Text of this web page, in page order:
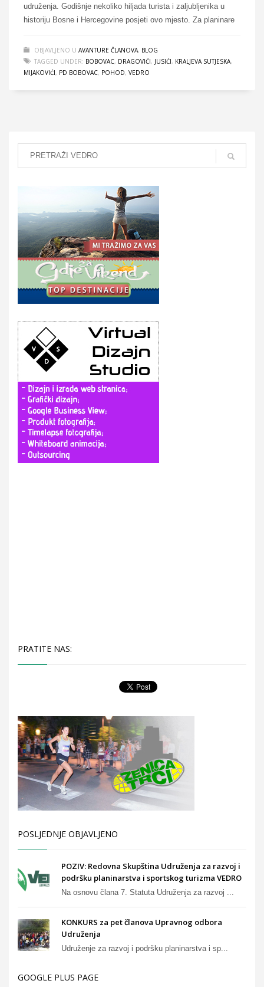
udruženja. Godišnje nekoliko hiljada turista i zaljubljenika u
historiju Bosne i Hercegovine posjeti ovo mjesto. Za planinare
OBJAVLJENO U AVANTURE ČLANOVA, BLOG
TAGGED UNDER: BOBOVAC, DRAGOVIĆI, JUSIĆI, KRALJEVA SUTJESKA,
MIJAKOVIĆI, PD BOBOVAC, POHOD, VEDRO
PRATITE NAS:
POSLJEDNJE OBJAVLJENO
POZIV: Redovna Skupština Udruženja za razvoj i
podršku planinarstva i sportskog turizma VEDRO
Na osnovu člana 7. Statuta Udruženja za razvoj ...
KONKURS za pet članova Upravnog odbora
Udruženja
Udruženje za razvoj i podršku planinarstva i sp...
GOOGLE PLUS PAGE